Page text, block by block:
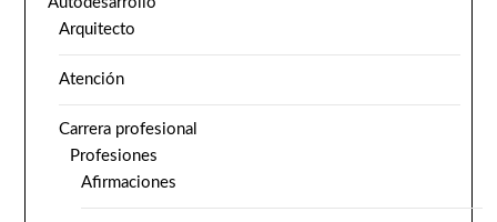
Arquitecto
Atención
Carrera profesional
Profesiones
Afirmaciones